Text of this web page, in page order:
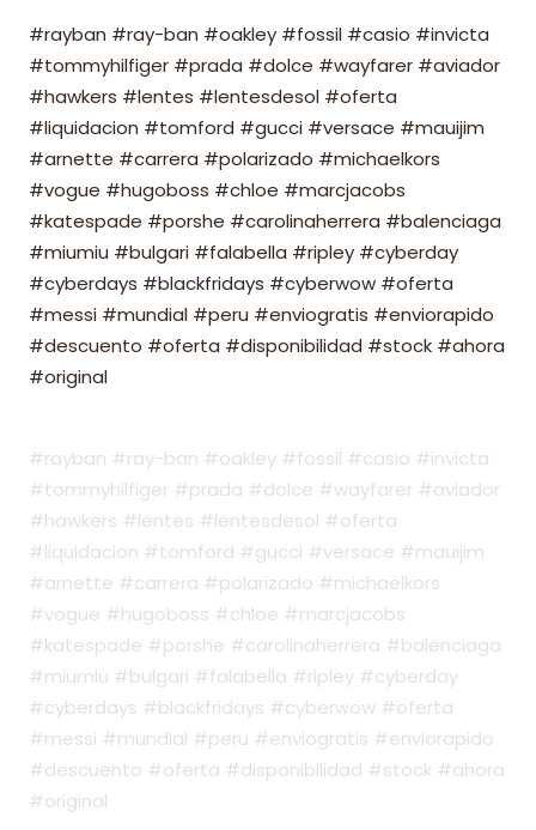
#rayban #ray-ban #oakley #fossil #casio #invicta
#tommyhilfiger #prada #dolce #wayfarer #aviador
#hawkers #lentes #lentesdesol #oferta
#liquidacion #tomford #gucci #versace #mauijim
#arnette #carrera #polarizado #michaelkors
#vogue #hugoboss #chloe #marcjacobs
#katespade #porshe #carolinaherrera #balenciaga
#miumiu #bulgari #falabella #ripley #cyberday
#cyberdays #blackfridays #cyberwow #oferta
#messi #mundial #peru #enviogratis #enviorapido
#descuento #oferta #disponibilidad #stock #ahora
#original
#rayban #ray-ban #oakley #fossil #casio #invicta
#tommyhilfiger #prada #dolce #wayfarer #aviador
#hawkers #lentes #lentesdesol #oferta
#liquidacion #tomford #gucci #versace #mauijim
#arnette #carrera #polarizado #michaelkors
#vogue #hugoboss #chloe #marcjacobs
#katespade #porshe #carolinaherrera #balenciaga
#miumiu #bulgari #falabella #ripley #cyberday
#cyberdays #blackfridays #cyberwow #oferta
#messi #mundial #peru #enviogratis #enviorapido
#descuento #oferta #disponibilidad #stock #ahora
#original